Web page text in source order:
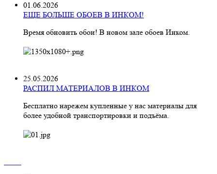
01.06.2026
ЕЩЕ БОЛЬШЕ ОБОЕВ В ИНКОМ!
Время обновить обои! В новом зале обоев Инком.
25.05.2026
РАСПИЛ МАТЕРИАЛОВ В ИНКОМ
Бесплатно нарежем купленные у нас материалы для
более удобной транспортировки и подъёма.